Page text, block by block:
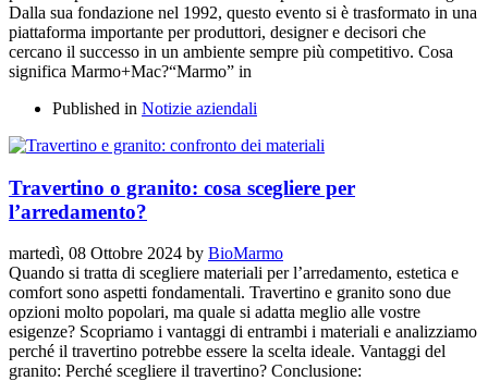
Dalla sua fondazione nel 1992, questo evento si è trasformato in una
piattaforma importante per produttori, designer e decisori che
cercano il successo in un ambiente sempre più competitivo. Cosa
significa Marmo+Mac?“Marmo” in
Published in Notizie aziendali
Travertino o granito: cosa scegliere per
l’arredamento?
martedì, 08 Ottobre 2024 by BioMarmo
Quando si tratta di scegliere materiali per l’arredamento, estetica e
comfort sono aspetti fondamentali. Travertino e granito sono due
opzioni molto popolari, ma quale si adatta meglio alle vostre
esigenze? Scopriamo i vantaggi di entrambi i materiali e analizziamo
perché il travertino potrebbe essere la scelta ideale. Vantaggi del
granito: Perché scegliere il travertino? Conclusione: